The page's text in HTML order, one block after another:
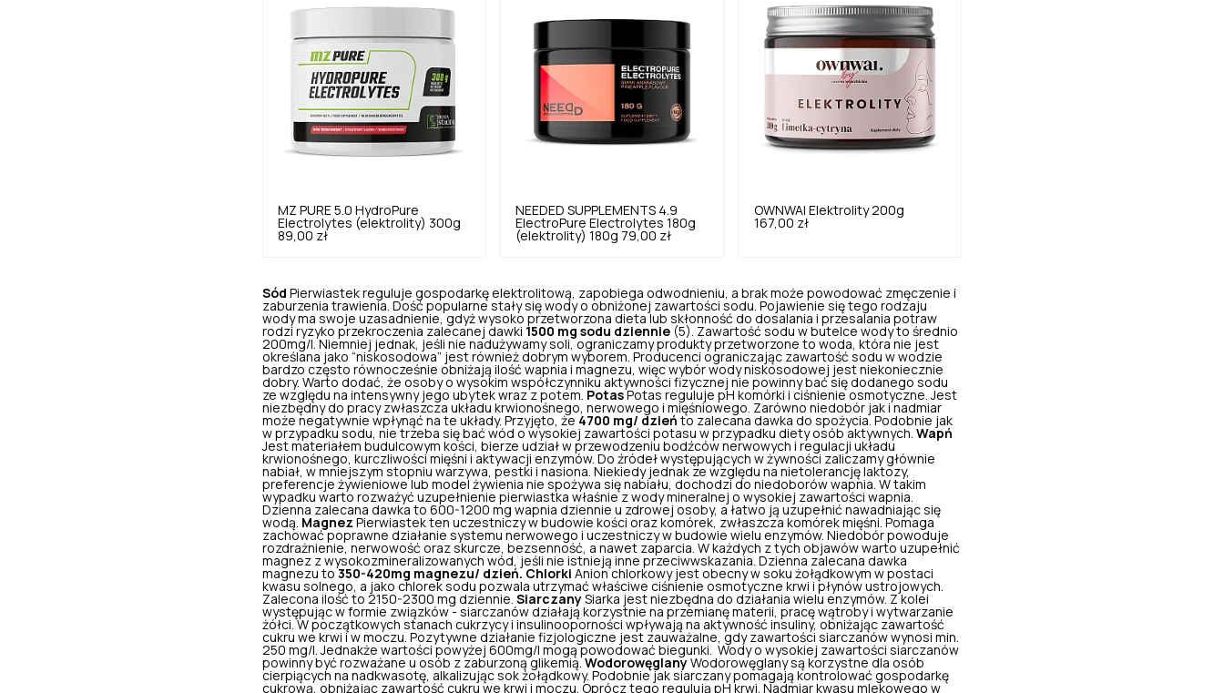
MZ PURE 5.0 HydroPure
Electrolytes (elektrolity) 300g
89,00 zł
NEEDED SUPPLEMENTS 4.9
ElectroPure Electrolytes 180g
(elektrolity) 180g 79,00 zł
OWNWAI
Elektrolity 200g
167,00 zł
Sód Pierwiastek reguluje gospodarkę elektrolitową , zapobiega odwodnieniu, a brak może powodować zmęczenie i
zaburzenia trawienia. Dość popularne stały się wody o obniżonej zawartości sodu. Pojawienie się tego rodzaju
wody ma swoje uzasadnienie, gdyż wysoko przetworzona dieta lub skłonność do dosalania i przesalania potraw
rodzi ryzyko przekroczenia zalecanej dawki 1500 mg sodu dziennie (5). Zawartość sodu w butelce wody to średnio
200mg/l. Niemniej jednak, jeśli nie nadużywamy soli, ograniczamy produkty przetworzone to woda, która nie jest
określana jako “niskosodowa” jest również dobrym wyborem. Producenci ograniczając zawartość sodu w wodzie
bardzo często równocześnie obniżają ilość wapnia i magnezu, więc wybór wody niskosodowej jest niekoniecznie
dobry. Warto dodać, że osoby o wysokim współczynniku aktywności fizycznej nie powinny bać się dodanego sodu
ze względu na intensywny jego ubytek wraz z potem.
Potas Potas reguluje pH komórki i ciśnienie osmotyczne. Jest
niezbędny do pracy zwłaszcza układu krwionośnego, nerwowego i mięśniowego. Zarówno niedobór jak i nadmiar
może negatywnie wpłynąć na te układy. Przyjęto, że 4700 mg/ dzień to zalecana dawka do spożycia. Podobnie jak
w przypadku sodu, nie trzeba się bać wód o wysokiej zawartości potasu w przypadku diety osób aktywnych. Wapń
Jest materiałem budulcowym kości, bierze udział w przewodzeniu bodźców nerwowych i regulacji układu
krwionośnego, kurczliwości mięśni i aktywacji enzymów. Do źródeł występujących w żywności zaliczamy głównie
nabiał, w mniejszym stopniu warzywa, pestki i nasiona. Niekiedy jednak ze względu na nietolerancję laktozy,
preferencje żywieniowe lub model żywienia nie spożywa się nabiału, dochodzi do niedoborów wapnia. W takim
wypadku warto rozważyć uzupełnienie pierwiastka właśnie z wody mineralnej o wysokiej zawartości wapnia.
Dzienna zalecana dawka to 600-1200 mg wapnia dziennie u zdrowej osoby, a łatwo ją uzupełnić nawadniając się
wodą.
Magnez Pierwiastek ten uczestniczy w budowie kości oraz komórek, zwłaszcza komórek mięśni. Pomaga
zachować poprawne działanie systemu nerwowego i uczestniczy w budowie wielu enzymów. Niedobór powoduje
rozdrażnienie, nerwowość oraz skurcze, bezsenność, a nawet zaparcia. W każdych z tych objawów warto uzupełnić
magnez z wysokozmineralizowanych wód, jeśli nie istnieją inne przeciwwskazania. Dzienna zalecana dawka
magnezu to 350-420mg magnezu/ dzień. Chlorki Anion chlorkowy jest obecny w soku żołądkowym w postaci
kwasu solnego, a jako chlorek sodu pozwala utrzymać właściwe ciśnienie osmotyczne krwi i płynów ustrojowych.
Zalecona ilość to 2150-2300 mg dziennie. Siarczany Siarka jest niezbędna do działania wielu enzymów. Z kolei
występując w formie związków - siarczanów działają korzystnie na przemianę materii, pracę wątroby i wytwarzanie
żółci. W początkowych stanach cukrzycy i insulinooporności wpływają na aktywność insuliny, obniżając zawartość
cukru we krwi i w moczu. Pozytywne działanie fizjologiczne jest zauważalne, gdy zawartości siarczanów wynosi min.
250 mg/l. Jednakże wartości powyżej 600mg/l mogą powodować biegunki. Wody o wysokiej zawartości siarczanów
powinny być rozważane u osób z zaburzoną glikemią. Wodorowęglany Wodorowęglany są korzystne dla osób
cierpiących na nadkwasotę, alkalizując sok żołądkowy. Podobnie jak siarczany pomagają kontrolować gospodarkę
cukrową, obniżając zawartość cukru we krwi i moczu. Oprócz tego regulują pH krwi. Nadmiar kwasu mlekowego w